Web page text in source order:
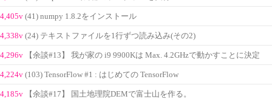
4,405v (41) numpy 1.8.2をインストール
4,338v (24) テキストファイルを1行ずつ読み込み(その2)
4,296v 【余談#13】 我が家の i9 9900Kは Max. 4.2GHzで動かすことに決定
4,224v (103) TensorFlow #1 : はじめての TensorFlow
4,185v 【余談#17】 国土地理院DEMで富士山を作る。